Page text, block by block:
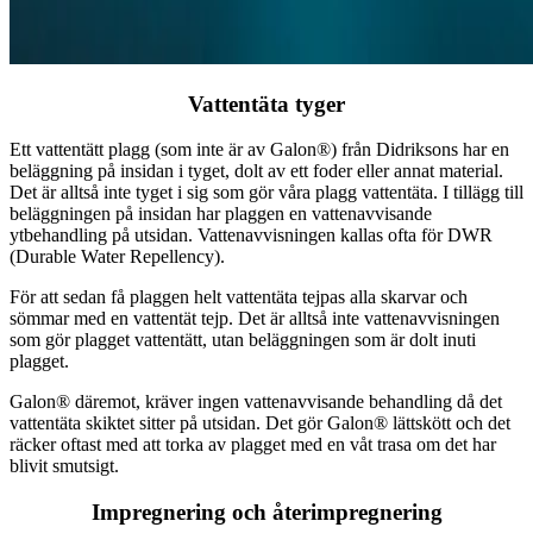
Vattentäta tyger
Ett vattentätt plagg (som inte är av Galon®) från Didriksons har en
beläggning på insidan i tyget, dolt av ett foder eller annat material.
Det är alltså inte tyget i sig som gör våra plagg vattentäta. I tillägg till
beläggningen på insidan har plaggen en vattenavvisande
ytbehandling på utsidan. Vattenavvisningen kallas ofta för DWR
(Durable Water Repellency).
För att sedan få plaggen helt vattentäta tejpas alla skarvar och
sömmar med en vattentät tejp. Det är alltså inte vattenavvisningen
som gör plagget vattentätt, utan beläggningen som är dolt inuti
plagget.
Galon® däremot, kräver ingen vattenavvisande behandling då det
vattentäta skiktet sitter på utsidan. Det gör Galon® lättskött och det
räcker oftast med att torka av plagget med en våt trasa om det har
blivit smutsigt.
Impregnering och återimpregnering